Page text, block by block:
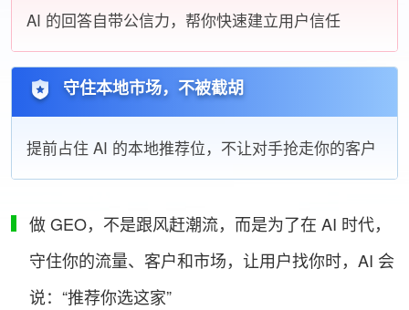
AI 的回答自带公信力，帮你快速建立用户信任
守住本地市场，不被截胡
提前占住 AI 的本地推荐位，不让对手抢走你的客户
做 GEO，不是跟风赶潮流，而是为了在 AI 时代，
守住你的流量、客户和市场，让用户找你时，AI 会
说：“推荐你选这家”